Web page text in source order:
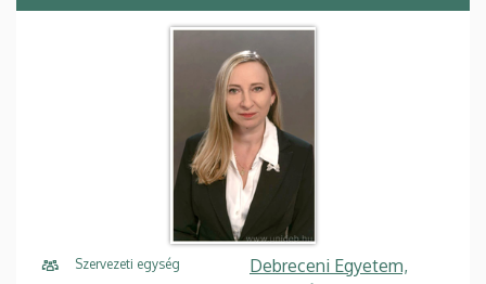
Szervezeti egység
Debreceni Egyetem,